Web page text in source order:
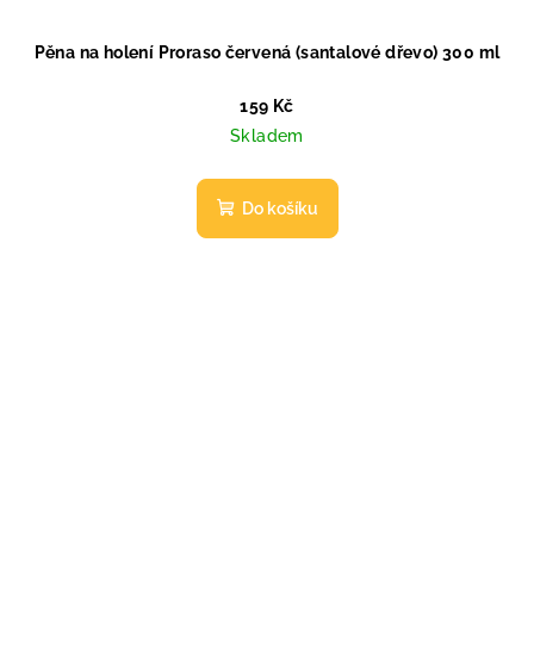
Pěna na holení Proraso červená (santalové dřevo) 300 ml
159 Kč
Skladem
Do košíku